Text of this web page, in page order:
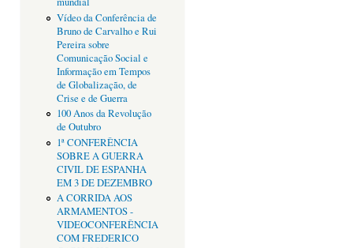
Vídeo da Conferência de
Bruno de Carvalho e Rui
Pereira sobre
Comunicação Social e
Informação em Tempos
de Globalização, de
Crise e de Guerra
100 Anos da Revolução
de Outubro
1ª CONFERÊNCIA
SOBRE A GUERRA
CIVIL DE ESPANHA
EM 3 DE DEZEMBRO
A CORRIDA AOS
ARMAMENTOS -
VIDEOCONFERÊNCIA
COM FREDERICO